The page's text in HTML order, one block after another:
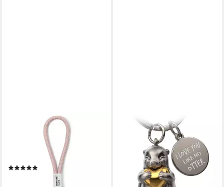
Schlüsselanhänger Design-
Schlüsselband, robust und
farbenfroh, Key Chain, kurz
FABACH
Schlüsselanhänger Otter
Schlüsselanhänger "Otty" mit
Gravur "I love you like no
14,90 €